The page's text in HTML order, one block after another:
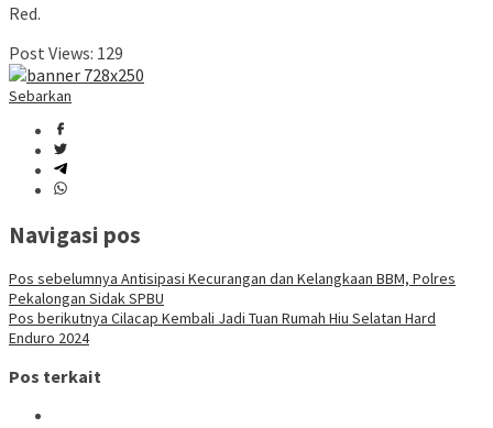
Red.
Post Views: 129
Sebarkan
Navigasi pos
Pos sebelumnya Antisipasi Kecurangan dan Kelangkaan BBM, Polres
Pekalongan Sidak SPBU
Pos berikutnya Cilacap Kembali Jadi Tuan Rumah Hiu Selatan Hard
Enduro 2024
Pos terkait